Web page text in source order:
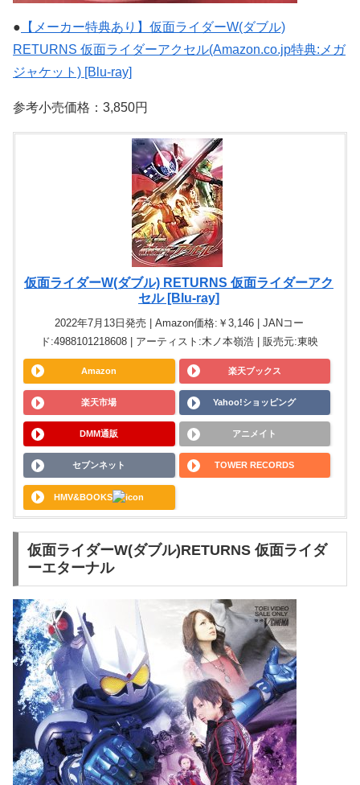
● 【メーカー特典あり】仮面ライダーW(ダブル)
RETURNS 仮面ライダーアクセル(Amazon.co.jp特典:メガ
ジャケット) [Blu-ray]
参考小売価格：3,850円
仮面ライダーW(ダブル) RETURNS 仮面ライダーアク
セル [Blu-ray]
2022年7月13日発売 | Amazon価格:￥3,146 | JANコー
ド:4988101218608 | アーティスト:木ノ本嶺浩 | 販売元:東映
Amazon 楽天ブックス
楽天市場 Yahoo!ショッピング
DMM通販 アニメイト
セブンネット TOWER RECORDS
HMV&BOOKS
仮面ライダーW(ダブル)RETURNS 仮面ライダ
ーエターナル